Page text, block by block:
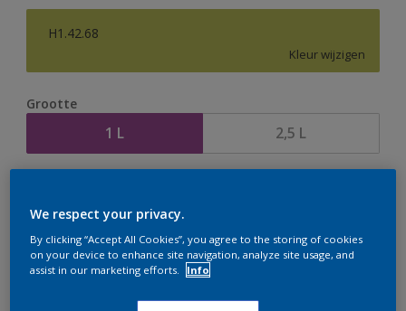
H1.42.68
Kleur wijzigen
Grootte
1 L 2,5 L
te bestellen. Houd de website in de gaten, we werken
We respect your privacy.
By clicking “Accept All Cookies”, you agree to the storing of cookies
on your device to enhance site navigation, analyze site usage, and
assist in our marketing efforts.
Info